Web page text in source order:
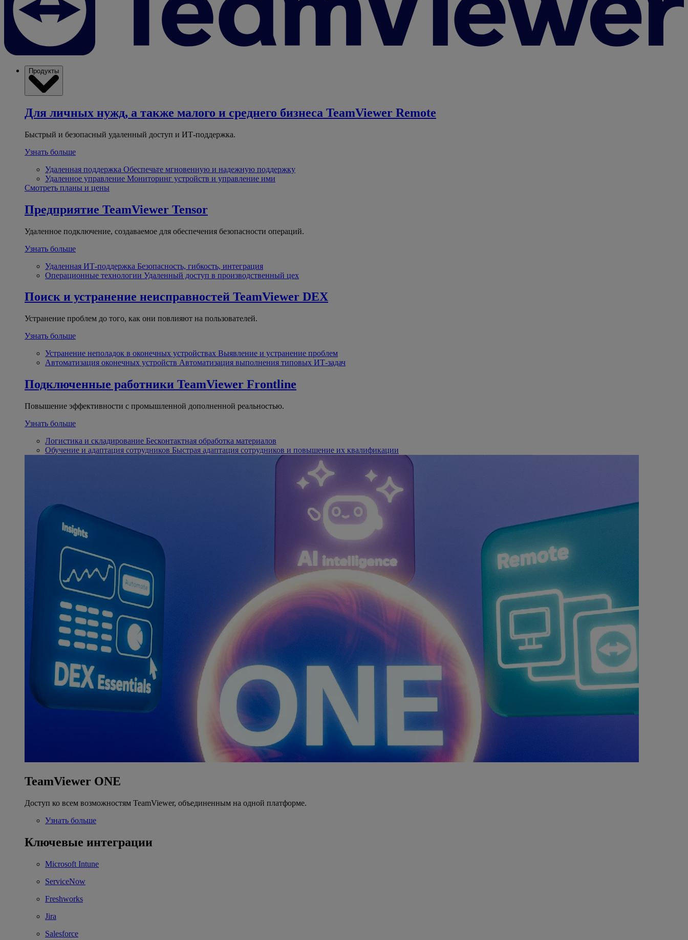
Продукты
Для личных нужд, а также малого и среднего бизнеса TeamViewer Remote
Быстрый и безопасный удаленный доступ и ИТ-поддержка.
Узнать больше
Удаленная поддержка Обеспечьте мгновенную и надежную поддержку
Удаленное управление Мониторинг устройств и управление ими
Смотреть планы и цены
Предприятие TeamViewer Tensor
Удаленное подключение, создаваемое для обеспечения безопасности операций.
Узнать больше
Удаленная ИТ-поддержка Безопасность, гибкость, интеграция
Операционные технологии Удаленный доступ в производственный цех
Поиск и устранение неисправностей TeamViewer DEX
Устранение проблем до того, как они повлияют на пользователей.
Узнать больше
Устранение неполадок в оконечных устройствах Выявление и устранение проблем
Автоматизация оконечных устройств Автоматизация выполнения типовых ИТ-задач
Подключенные работники TeamViewer Frontline
Повышение эффективности с промышленной дополненной реальностью.
Узнать больше
Логистика и складирование Бесконтактная обработка материалов
Обучение и адаптация сотрудников Быстрая адаптация сотрудников и повышение их квалификации
TeamViewer ONE
Доступ ко всем возможностям TeamViewer, объединенным на одной платформе.
Узнать больше
Ключевые интеграции
Microsoft Intune
ServiceNow
Freshworks
Jira
Salesforce